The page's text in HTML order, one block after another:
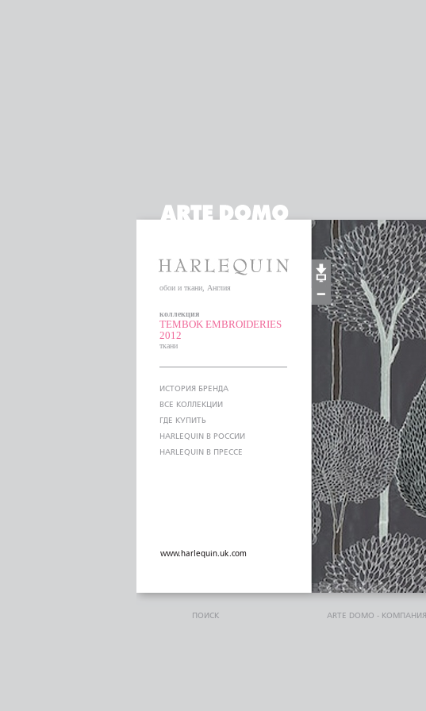
обои и ткани, Англия
коллекция
TEMBOK EMBROIDERIES
2012
ткани
ИСТОРИЯ БРЕНДА
ВСЕ КОЛЛЕКЦИИ
ГДЕ КУПИТЬ
HARLEQUIN В РОССИИ
HARLEQUIN В ПРЕССЕ
www.harlequin.uk.com
ПОИСК ARTE DOMO - КОМПАНИЯ